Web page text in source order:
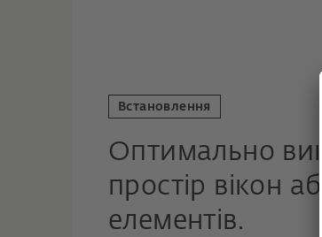
Встановлення
Оптимально
простір вікон
елементів.